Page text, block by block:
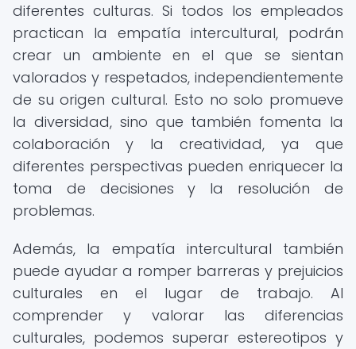
diferentes culturas. Si todos los empleados
practican la empatía intercultural, podrán
crear un ambiente en el que se sientan
valorados y respetados, independientemente
de su origen cultural. Esto no solo promueve
la diversidad, sino que también fomenta la
colaboración y la creatividad, ya que
diferentes perspectivas pueden enriquecer la
toma de decisiones y la resolución de
problemas.
Además, la empatía intercultural también
puede ayudar a romper barreras y prejuicios
culturales en el lugar de trabajo. Al
comprender y valorar las diferencias
culturales, podemos superar estereotipos y